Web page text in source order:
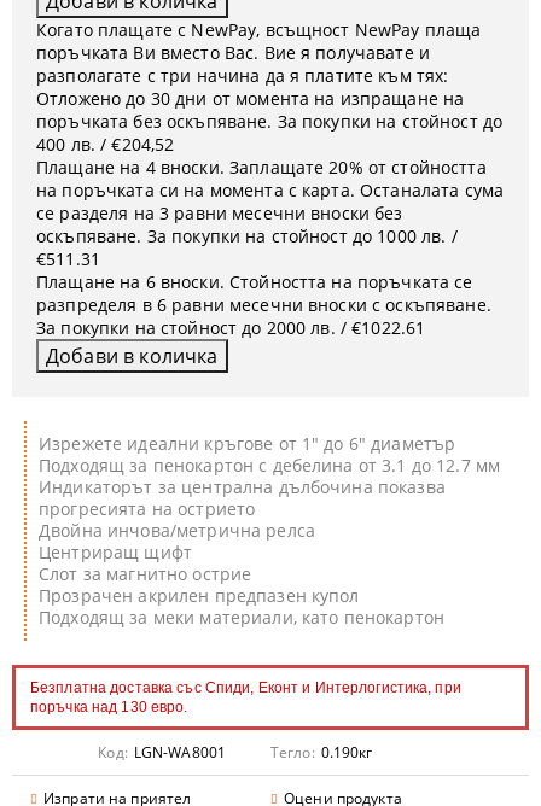
Изрежете идеални кръгове от 1" до 6" диаметър
Подходящ за пенокартон с дебелина от 3.1 до 12.7 мм
Индикаторът за централна дълбочина показва
прогресията на острието
Двойна инчова/метрична релса
Центриращ щифт
Слот за магнитно острие
Прозрачен акрилен предпазен купол
Подходящ за меки материали, като пенокартон
Безплатна доставка със Спиди, Еконт и Интерлогистика, при
поръчка над 130 евро.
Код: LGN-WA8001 Тегло: 0.190кг
Изпрати на приятел Оцени продукта
Когато плащате с NewPay, всъщност NewPay плаща
поръчката Ви вместо Вас. Вие я получавате и
разполагате с три начина да я платите към тях:
Отложено до 30 дни от момента на изпращане на
поръчката без оскъпяване. За покупки на стойност до
400 лв. / €204,52
Плащане на 4 вноски. Заплащате 20% от стойността
на поръчката си на момента с карта. Останалата сума
се разделя на 3 равни месечни вноски без
оскъпяване. За покупки на стойност до 1000 лв. /
€511.31
Плащане на 6 вноски. Стойността на поръчката се
разпределя в 6 равни месечни вноски с оскъпяване.
За покупки на стойност до 2000 лв. / €1022.61